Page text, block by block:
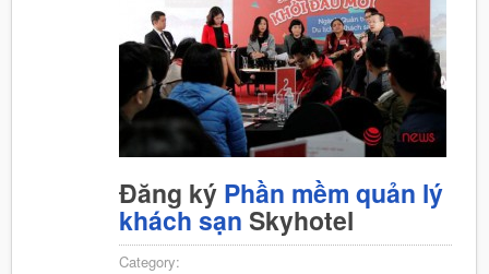
Đăng ký Phần mềm quản lý
khách sạn Skyhotel
Category: